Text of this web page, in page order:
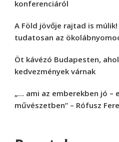
konferenciáról
A Föld jövője rajtad is
tudatosan az
Öt kávézó Budapesten,
kedvezmények várnak
„… ami az emberekben jó –
művészetben” – Rófusz